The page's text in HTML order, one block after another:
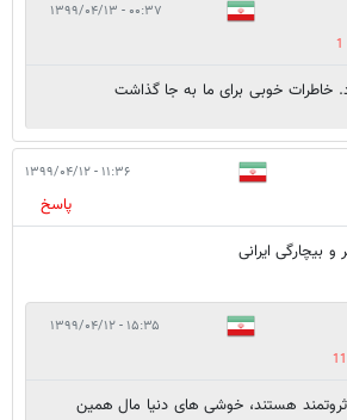
۰۰:۳۷ - ۱۳۹۹/۰۴/۱۳
1
خاطرات خوبی برای ما به جا گذاشت
۱۱:۳۶ - ۱۳۹۹/۰۴/۱۲
پاسخ
بیچارگی ایرانی
۱۵:۳۵ - ۱۳۹۹/۰۴/۱۲
11
هستند، خوشی های دنیا مال همین